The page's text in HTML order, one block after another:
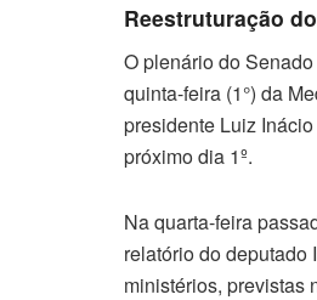
Reestruturação
O plenário do
quinta-feira (1°) da
presidente Luiz
próximo dia 1º.
Na quarta-feira
relatório do deputado
ministérios, previstas